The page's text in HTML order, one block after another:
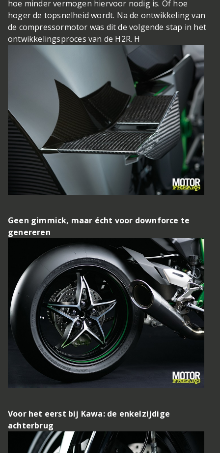
hoe minder vermogen hiervoor nodig is. Of hoe
hoger de topsnelheid wordt. Na de ontwikkeling van
de compressormotor was dit de volgende stap in het
ontwikkelingsproces van de H2R. H
Geen gimmick, maar écht voor downforce te
genereren
Voor het eerst bij Kawa: de enkelzijdige
achterbrug